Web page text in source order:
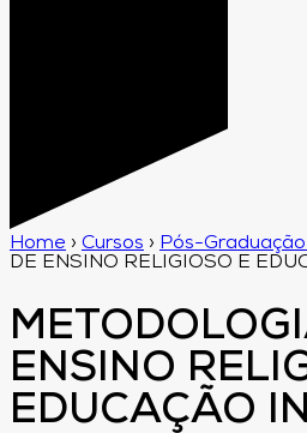
Home › Cursos › Pós-
DE ENSINO RELIGIOSO E
ENSINO
EDUCAÇÃO